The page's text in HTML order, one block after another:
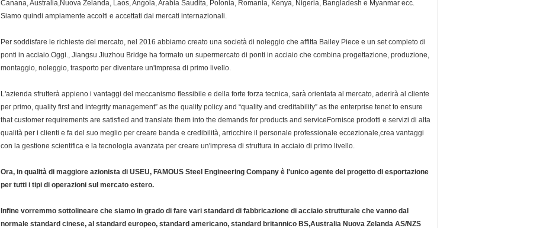
Canana, Australia,Nuova Zelanda, Laos, Angola, Arabia Saudita, Polonia, Romania, Kenya, Nigeria, Bangladesh e Myanmar ecc.
Siamo quindi ampiamente accolti e accettati dai mercati internazionali.
Per soddisfare le richieste del mercato, nel 2016 abbiamo creato una società di noleggio che affitta Bailey Piece e un set completo di
ponti in acciaio.Oggi., Jiangsu Jiuzhou Bridge ha formato un supermercato di ponti in acciaio che combina progettazione, produzione,
montaggio, noleggio, trasporto per diventare un'impresa di primo livello.
L'azienda sfrutterà appieno i vantaggi del meccanismo flessibile e della forte forza tecnica, sarà orientata al mercato, aderirà al cliente
per primo, quality first and integrity management” as the quality policy and “quality and creditability” as the enterprise tenet to ensure
that customer requirements are satisfied and translate them into the demands for products and serviceFornisce prodotti e servizi di alta
qualità per i clienti e fa del suo meglio per creare banda e credibilità, arricchire il personale professionale eccezionale,crea vantaggi
con la gestione scientifica e la tecnologia avanzata per creare un'impresa di struttura in acciaio di primo livello.
Ora, in qualità di maggiore azionista di USEU, FAMOUS Steel Engineering Company è l'unico agente del progetto di esportazione
per tutti i tipi di operazioni sul mercato estero.
Infine vorremmo sottolineare che siamo in grado di fare vari standard di fabbricazione di acciaio strutturale che vanno dal
normale standard cinese, al standard europeo, standard americano, standard britannico BS,Australia Nuova Zelanda AS/NZS